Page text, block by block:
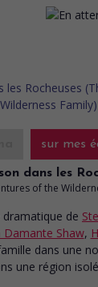
sur mes
dans les
of the
dramatique de
Damante Shaw,
dans une
une région